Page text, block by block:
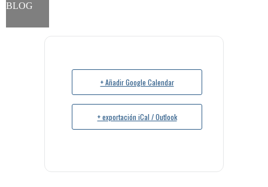
BLOG
+ Añadir Google Calendar
+ exportación iCal / Outlook